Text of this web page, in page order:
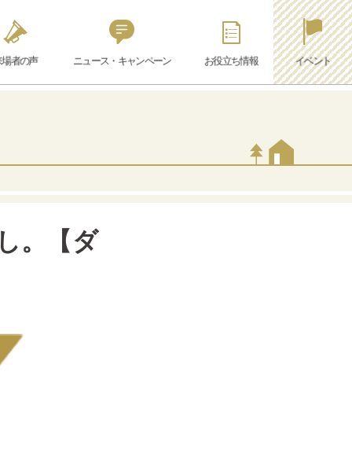
場者の声 ニュース・キャンペーン お役立ち情報 イベント
。【ダ